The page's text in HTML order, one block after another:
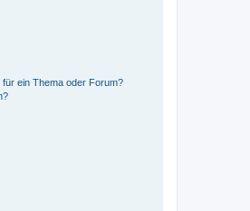
ein Thema oder Forum?